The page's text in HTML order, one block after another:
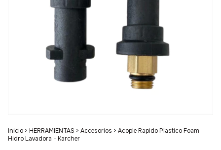
Inicio > HERRAMIENTAS > Accesorios > Acople Rapido Plastico Foam
Hidro Lavadora - Karcher